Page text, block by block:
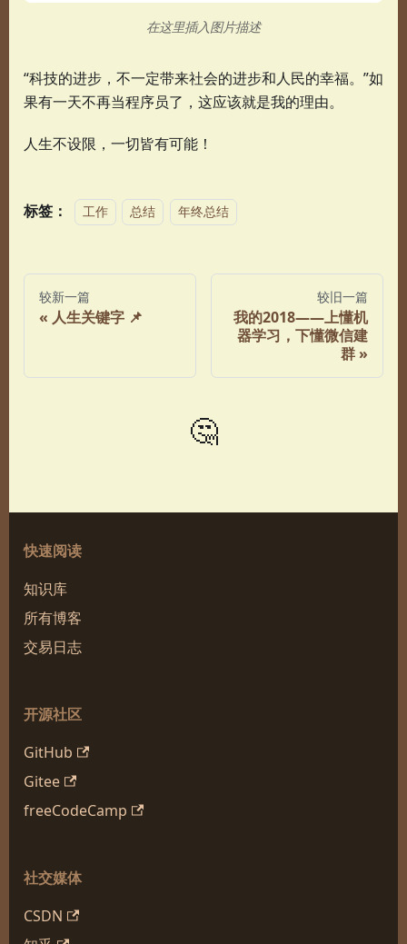
在这里插入图片描述
“科技的进步，不一定带来社会的进步和人民的幸福。”如
果有一天不再当程序员了，这应该就是我的理由。
人生不设限，一切皆有可能！
标签： 工作 总结 年终总结
较新一篇
人生关键字 📌
较旧一篇
我的2018——上懂机
器学习，下懂微信建
群
🤔
快速阅读
知识库
所有博客
交易日志
开源社区
GitHub
Gitee
freeCodeCamp
社交媒体
CSDN